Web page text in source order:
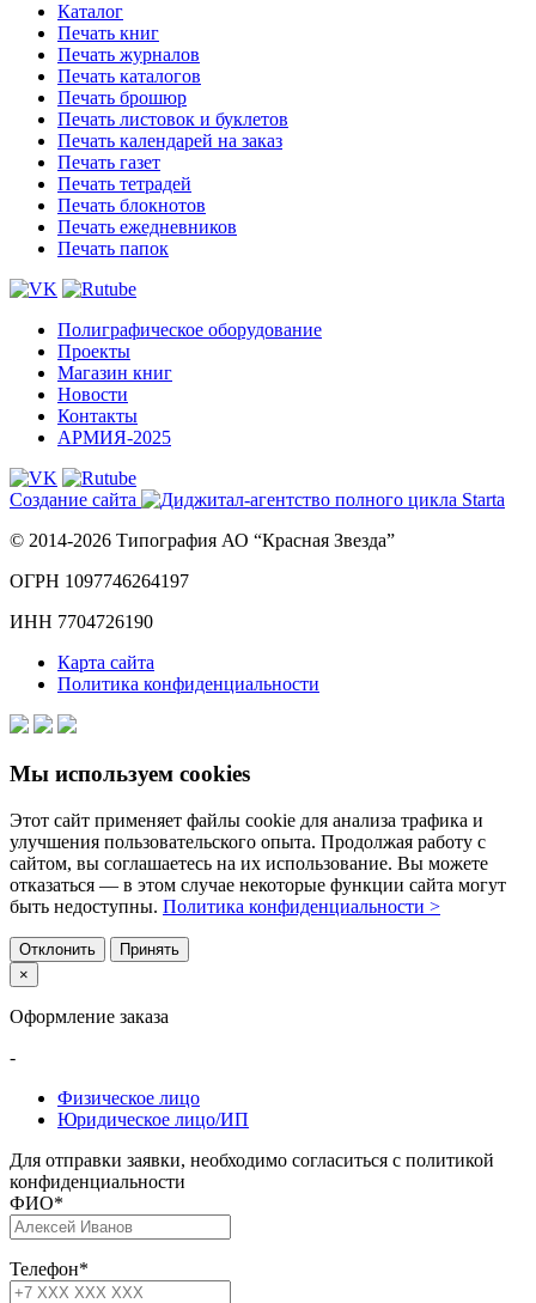
Каталог
Печать книг
Печать журналов
Печать каталогов
Печать брошюр
Печать листовок и буклетов
Печать календарей на заказ
Печать газет
Печать тетрадей
Печать блокнотов
Печать ежедневников
Печать папок
Полиграфическое оборудование
Проекты
Магазин книг
Новости
Контакты
АРМИЯ-2025
Создание сайта
© 2014-2026 Типография АО “Красная Звезда”
ОГРН 1097746264197
ИНН 7704726190
Карта сайта
Политика конфиденциальности
Мы используем cookies
Этот сайт применяет файлы cookie для анализа трафика и
улучшения пользовательского опыта. Продолжая работу с
сайтом, вы соглашаетесь на их использование. Вы можете
отказаться — в этом случае некоторые функции сайта могут
быть недоступны. Политика конфиденциальности >
Отклонить
Принять
×
Оформление заказа
-
Физическое лицо
Юридическое лицо/ИП
Для отправки заявки, необходимо согласиться с политикой
конфиденциальности
ФИО*
Телефон*